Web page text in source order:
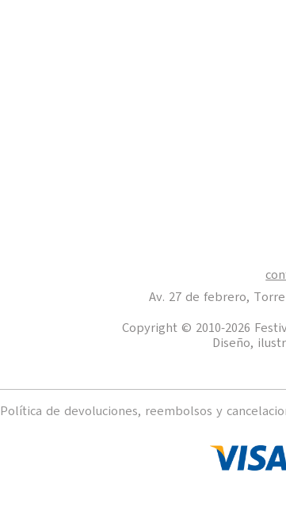
Av. 27 de febrero,
Copyright © 2010-2026
Diseño,
Política de devoluciones, reembolsos y